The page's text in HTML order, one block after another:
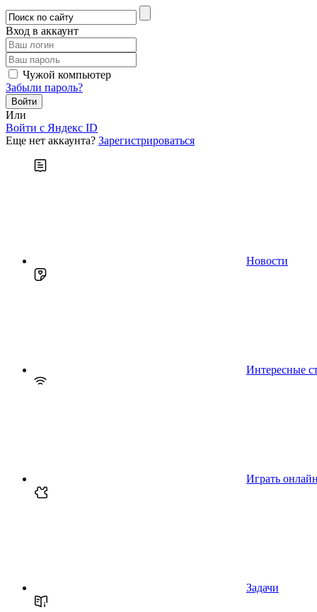
Вход в аккаунт
Чужой компьютер
Забыли пароль?
Или
Войти c Яндекс ID
Еще нет аккаунта? Зарегистрироваться
Новости
Интересные
Играть онлайн
Задачи